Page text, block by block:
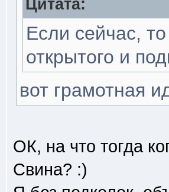
Цитата:
Если сейчас,
открытого и
вот грамотная
ОК, на что тогда
Свина? :)